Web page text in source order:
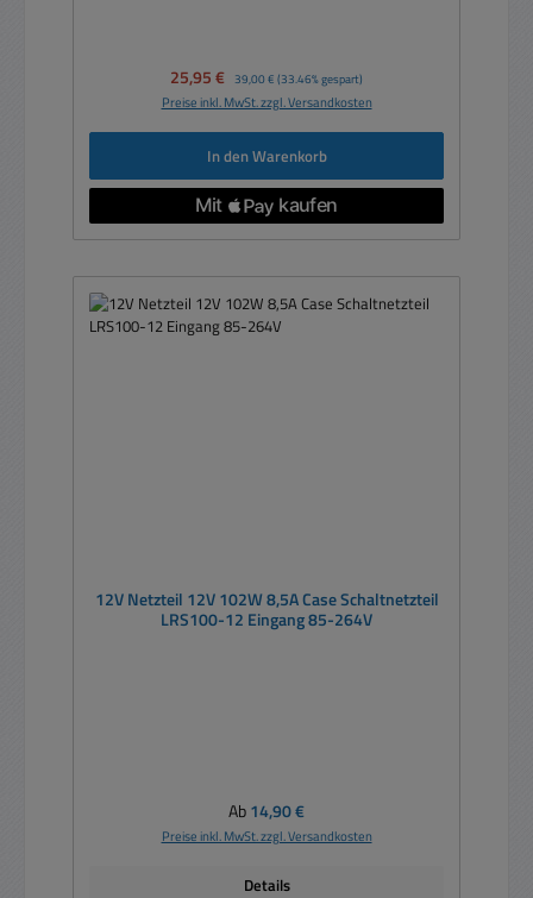
Verkaufspreis:
25,95 € Regulärer Preis:
39,00 € (33.46% gespart)
Preise inkl. MwSt. zzgl. Versandkosten
In den Warenkorb
12V Netzteil 12V 102W 8,5A Case Schaltnetzteil
LRS100-12 Eingang 85-264V
Regulärer Preis:
Ab14,90 €
Preise inkl. MwSt. zzgl. Versandkosten
Details